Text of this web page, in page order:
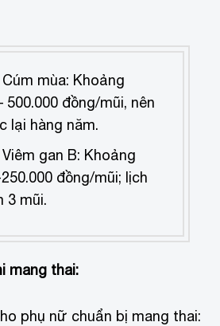
mùa: Khoảng
500.000 đồng/mũi, nên
lại hàng năm.
gan B: Khoảng
đồng/mũi; lịch
3 mũi.
mang thai:
phụ nữ chuẩn bị mang thai: